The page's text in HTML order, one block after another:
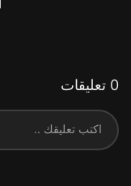
📌 قناة قطوف العصيمي
t.me/Qutofosaimi
📌 قناة الشيخ صالح
https://goo.gl/hvxhWK
0 تعليقات